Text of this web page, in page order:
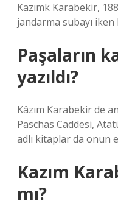
Kazımk Karabekir,
jandarma subayı
Paşaların
yazıldı?
Kâzım Karabekir de
Paschas Caddesi,
adlı kitaplar da onun
Kazım
mı?